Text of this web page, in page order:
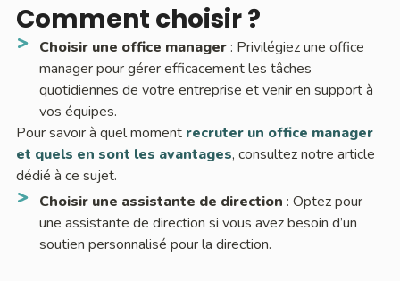
Comment choisir ?
Choisir une office manager: Privilégiez une office
manager pour gérer efficacement les tâches
quotidiennes de votre entreprise et venir en support à
vos équipes.
Pour savoir à quel moment recruter un office manager
et quels en sont les avantages, consultez notre article
dédié à ce sujet.
Choisir une assistante de direction : Optez pour
une assistante de direction si vous avez besoin d’un
soutien personnalisé pour la direction.